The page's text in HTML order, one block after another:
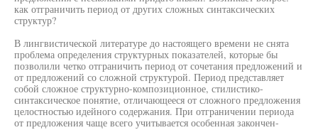
как отграничить период от других сложных синтаксических
структур?
В лингвистической литературе до настоящего времени не снята
проблема определения структурных показателей, которые бы
позволили четко отграничить период от сочетания предложений и
от предложений со сложной структурой. Период представляет
собой сложное структурно-композиционное, стилистико-
синтаксическое понятие, отличающееся от сложного предложения
целостностью идейного содержания. При отграничении периода
от предложения чаще всего учитывается особенная закончен-